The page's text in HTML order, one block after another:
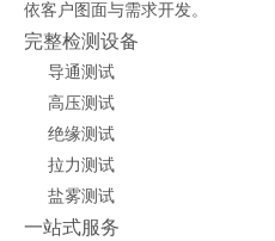
依客户图面与需求开发。
完整检测设备
导通测试
高压测试
绝缘测试
拉力测试
盐雾测试
一站式服务